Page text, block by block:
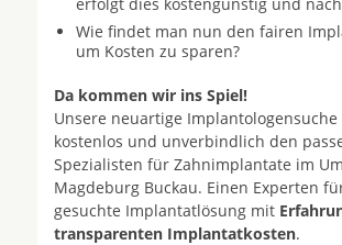
Wie findet man nun den fairen
um Kosten zu sparen?
Da kommen wir ins Spiel!
Unsere neuartige
kostenlos und unverbindlich den
Spezialisten für Zahnimplantate im
Magdeburg Buckau. Einen Experten
gesuchte Implantatlösung mit
transparenten Implantatkosten.